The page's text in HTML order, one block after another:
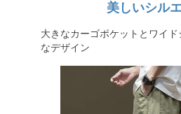
美しいシル
大きなカーゴポケットとワイ
なデザイン